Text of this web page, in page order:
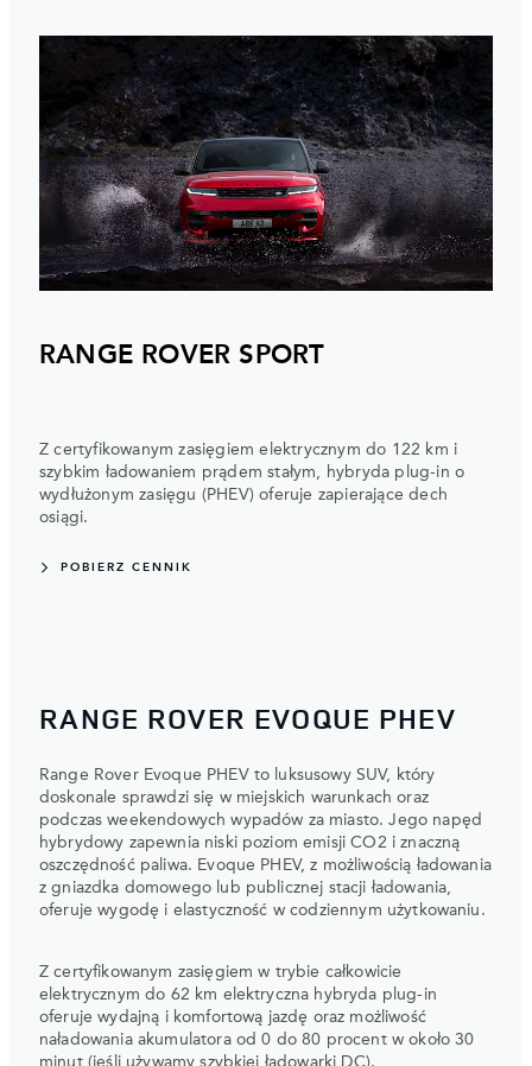
RANGE ROVER SPORT
Z certyfikowanym zasięgiem elektrycznym do 122 km i
szybkim ładowaniem prądem stałym, hybryda plug-in o
wydłużonym zasięgu (PHEV) oferuje zapierające dech
osiągi.
POBIERZ CENNIK
RANGE ROVER EVOQUE PHEV
Range Rover Evoque PHEV to luksusowy SUV, który
doskonale sprawdzi się w miejskich warunkach oraz
podczas weekendowych wypadów za miasto. Jego napęd
hybrydowy zapewnia niski poziom emisji CO2 i znaczną
oszczędność paliwa. Evoque PHEV, z możliwością ładowania
z gniazdka domowego lub publicznej stacji ładowania,
oferuje wygodę i elastyczność w codziennym użytkowaniu.
Z certyfikowanym zasięgiem w trybie całkowicie
elektrycznym do 62 km elektryczna hybryda plug-in
oferuje wydajną i komfortową jazdę oraz możliwość
naładowania akumulatora od 0 do 80 procent w około 30